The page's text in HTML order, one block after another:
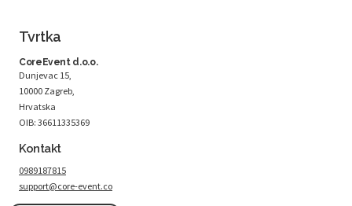
Tvrtka
CoreEvent d.o.o.
Dunjevac 15,
10000 Zagreb,
Hrvatska
OIB: 36611335369
Kontakt
0989187815
support@core-event.co